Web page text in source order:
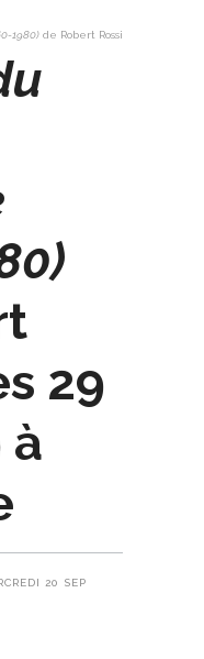
1980) de Robert Rossi
29
20 SEP